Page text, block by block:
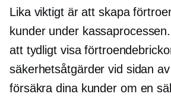
Lika viktigt är att skapa
kunder under
att tydligt visa
säkerhetsåtgärder vid sidan
försäkra dina kunder om en